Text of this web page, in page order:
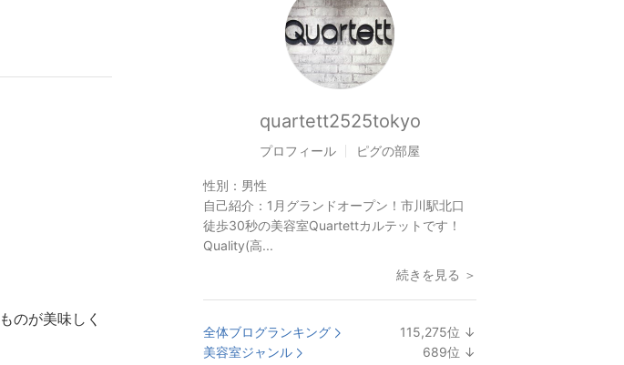
のが美味しく
quartett2525tokyo
プロフィール ピグの部屋
性別： 男性
自己紹介： 1月グランドオープン！市川駅北口
徒歩30秒の美容室Quartettカルテットです！
Quality(高...
続きを見る ＞
全体ブログランキング 115,275位 ↓
美容室ジャンル 689位 ↓